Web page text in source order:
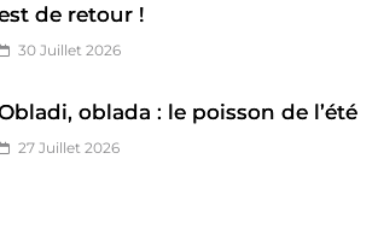
de retour !
30 Juillet 2026
oblada : le poisson de l’été
27 Juillet 2026